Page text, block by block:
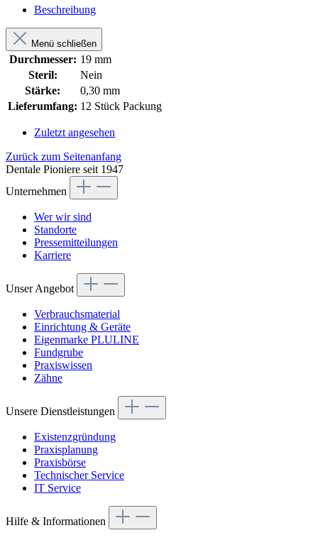
Beschreibung
Menü schließen
Durchmesser: 19 mm
Steril:
Nein
Stärke:
0,30 mm
Lieferumfang: 12 Stück Packung
Zuletzt angesehen
Zurück zum Seitenanfang
Dentale Pioniere seit 1947
Unternehmen
Wer wir sind
Standorte
Pressemitteilungen
Karriere
Unser Angebot
Verbrauchsmaterial
Einrichtung & Geräte
Eigenmarke PLULINE
Fundgrube
Praxiswissen
Zähne
Unsere Dienstleistungen
Existenzgründung
Praxisplanung
Praxisbörse
Technischer Service
IT Service
Hilfe & Informationen